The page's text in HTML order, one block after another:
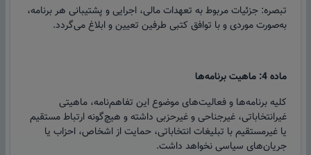
تبصره: جزئیات مربوط به تعهدات مالی، اجرایی و پشتیبانی هر برنامه،
به‌صورت موردی و با توافق کتبی طرفین تعیین و ابلاغ می‌گردد.
ماده 4: ماهیت برنامه‌ها
کلیه برنامه‌ها و فعالیت‌های موضوع این تفاهم‌نامه، ماهیتی
غیرانتخاباتی، غیرجناحی و غیرحزبی داشته و هیچ‌گونه ارتباط مستقیم
یا غیرمستقیم با تبلیغات انتخاباتی، حمایت از اشخاص، احزاب یا
جریان‌های سیاسی نخواهد داشت.